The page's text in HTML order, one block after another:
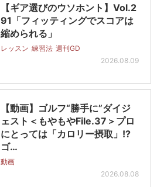
【ギア選びのウソホント】Vol.2
91「フィッティングでスコアは
縮められる」
レッスン 練習法 週刊GD
2026.08.09
【動画】ゴルフ“勝手に”ダイジ
ェスト＜もやもやFile.37＞プロ
にとっては「カロリー摂取」!?
ゴ…
動画
2026.08.08